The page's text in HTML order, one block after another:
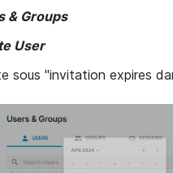
& Groups
User
sous "invitation expires